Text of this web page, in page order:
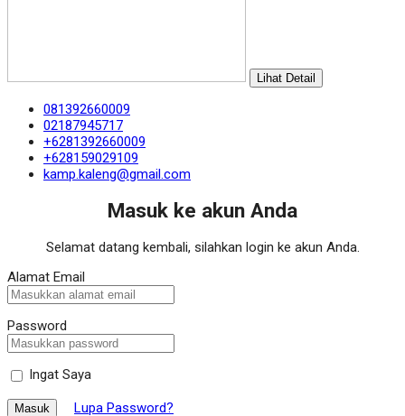
Lihat Detail
081392660009
02187945717
+6281392660009
+628159029109
kamp.kaleng@gmail.com
Masuk ke akun Anda
Selamat datang kembali, silahkan login ke akun Anda.
Alamat Email
Password
Ingat Saya
Masuk Lupa Password?